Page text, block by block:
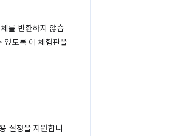
를 반환하지 않습
있도록 이 체험판을
설정을 지원합니